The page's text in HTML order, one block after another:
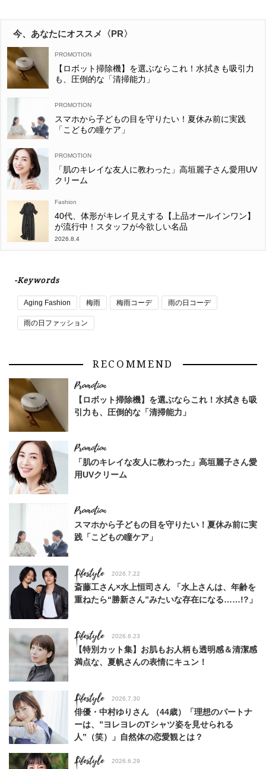
今、あなたにオススメ〈PR〉
【ロボット掃除機】を選ぶならこれ！水拭きも吸引力
も、圧倒的な「清掃能力」
スマホから子どもの目を守りたい！夏休み前に実践
「こどもの瞳ケア」
「肌のキレイな友人に教わった」高垣麗子さん愛用UV
クリーム
Fashion
40代、体形がキレイ見えする【上品オールインワン】
が流行中！スタッフが今欲しい名品
2026.8.4
-Keywords
Aging Fashion 梅雨 梅雨コーデ 雨の日コーデ
雨の日ファッション
RECOMMEND
【ロボット掃除機】を選ぶならこれ！水拭きも吸
引力も、圧倒的な「清掃能力」
「肌のキレイな友人に教わった」高垣麗子さん愛
用UVクリーム
スマホから子どもの目を守りたい！夏休み前に実
践「こどもの瞳ケア」
Lifestyle 2026.7.22
斎藤工さん×水上恒司さん 「水上さんは、年齢を
重ねたら“勝新さん”みたいな存在になる……!?」
Lifestyle 2026.6.23
【特別カット集】お肌もお人柄も透明感＆清潔感
満点な、夏帆さんの表情にキュン！
Lifestyle 2026.7.30
俳優・中村ゆりさん （44歳）「理想のパートナ
ーは、”ヨレヨレのTシャツ姿を見せられる
人”（笑）」自然体の恋愛観とは？
Lifestyle 2026.6.29